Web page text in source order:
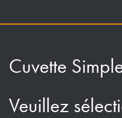
Cuvette
Veuillez